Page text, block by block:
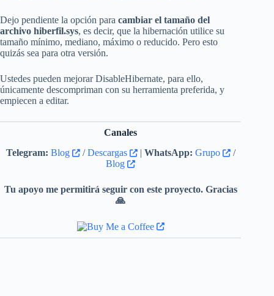
Dejo pendiente la opción para cambiar el tamaño del
archivo hiberfil.sys, es decir, que la hibernación utilice su
tamaño mínimo, mediano, máximo o reducido. Pero esto
quizás sea para otra versión.
Ustedes pueden mejorar DisableHibernate, para ello,
únicamente descompriman con su herramienta preferida, y
empiecen a editar.
Canales
Telegram: Blog /Descargas | WhatsApp: Grupo
/
Blog
Tu apoyo me permitirá seguir con este proyecto. Gracias
🙏